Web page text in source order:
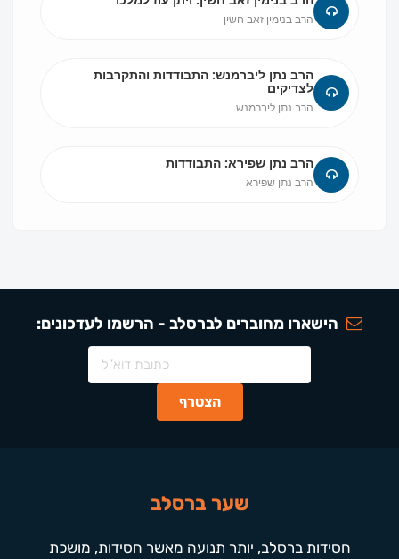
הרב בנימין זאב חשין
הרב נתן ליברמנש: התבודדות והתקרבות
לצדיקים
הרב נתן ליברמנש
הרב נתן שפירא: התבודדות
הרב נתן שפירא
הישארו מחוברים לברסלב - הרשמו לעדכונים:
שער ברסלב
חסידות ברסלב, יותר תנועה מאשר חסידות, מושכת